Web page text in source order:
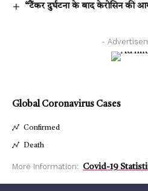
“टैंकर दुर्घटना के बाद केरोसिन की
-
Global Coronavirus Cases
Confirmed
Death
More Information: Covid-19